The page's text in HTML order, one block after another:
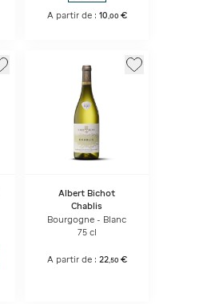
A partir de : 10 00 €
Albert Bichot
Chablis
Bourgogne - Blanc
75 cl
A partir de : 22,50 €